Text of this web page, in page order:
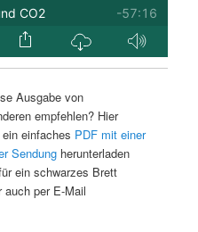
Ausgabe von
empfehlen? Hier
einfaches PDF mit einer
Sendungherunterladen
ein schwarzes Brett
auch per E-Mail